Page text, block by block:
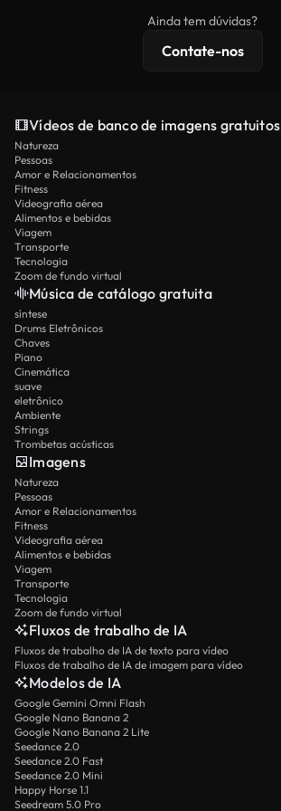
licenciamento estendidas.
Ainda tem dúvidas?
Contate-nos
Vídeos de banco de imagens gratuitos
Natureza
Pessoas
Amor e Relacionamentos
Fitness
Videografia aérea
Alimentos e bebidas
Viagem
Transporte
Tecnologia
Zoom de fundo virtual
Música de catálogo gratuita
síntese
Drums Eletrônicos
Chaves
Piano
Cinemática
suave
eletrônico
Ambiente
Strings
Trombetas acústicas
Imagens
Natureza
Pessoas
Amor e Relacionamentos
Fitness
Videografia aérea
Alimentos e bebidas
Viagem
Transporte
Tecnologia
Zoom de fundo virtual
Fluxos de trabalho de IA
Fluxos de trabalho de IA de texto para vídeo
Fluxos de trabalho de IA de imagem para vídeo
Modelos de IA
Google Gemini Omni Flash
Google Nano Banana 2
Google Nano Banana 2 Lite
Seedance 2.0
Seedance 2.0 Fast
Seedance 2.0 Mini
Happy Horse 1.1
Seedream 5.0 Pro